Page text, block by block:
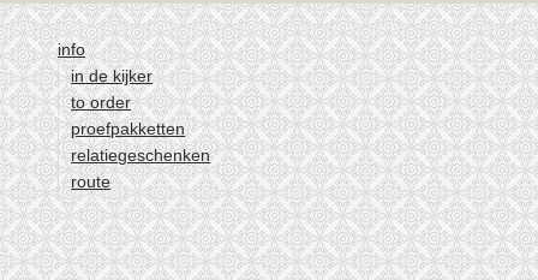
info
in de kijker
to order
proefpakketten
relatiegeschenken
route